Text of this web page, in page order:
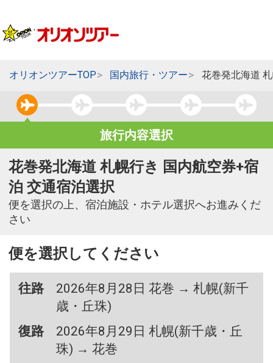
オリオンツアーTOP 国内旅行・ツアー 花巻発北海道
旅行内容選択
花巻発北海道 札幌行き 国内航空券+宿
泊 交通宿泊選択
便を選択の上、宿泊施設・ホテル選択へお進みくだ
さい
便を選択してください
往路
2026年8月28日 花巻 → 札幌(新千
歳・丘珠)
復路
2026年8月29日 札幌(新千歳・丘
珠) → 花巻